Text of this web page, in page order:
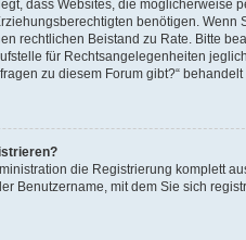
dass Websites, die
benötigen.
rechtlichen Beistand zu Rate. Bitte
für Rechtsangelegenheiten
zu diesem Forum gibt?“
die Registrierung komplett
Benutzername, mit dem Sie sich